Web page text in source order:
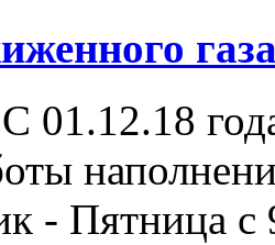
01.12.18
- Пятница